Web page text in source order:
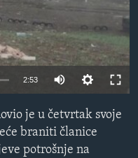
available
2:53
je u četvrtak svoje
braniti članice
potrošnje na